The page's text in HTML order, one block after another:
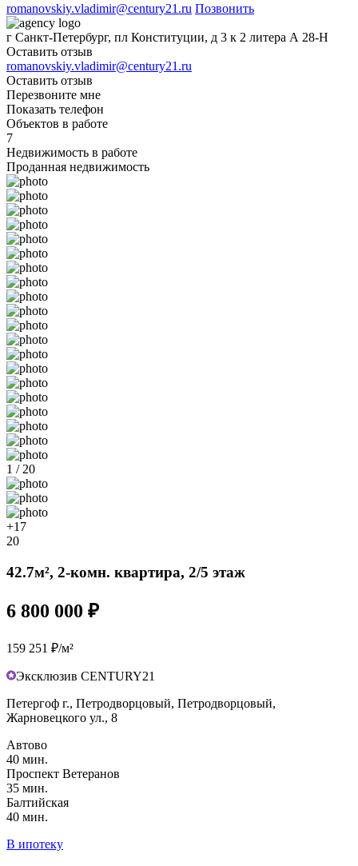
romanovskiy.vladimir@century21.ru Позвонить
г Санкт-Петербург, пл Конституции, д 3 к 2 литера А 28-Н
Оставить отзыв
romanovskiy.vladimir@century21.ru
Оставить отзыв
Перезвоните мне
Показать телефон
Объектов в работе
7
Недвижимость в работе
Проданная недвижимость
1 / 20
+17
20
42.7м², 2-комн. квартира, 2/5 этаж
6 800 000 ₽
159 251 ₽/м²
Эксклюзив CENTURY21
Петергоф г., Петродворцовый, Петродворцовый,
Жарновецкого ул., 8
Автово
40 мин.
Проспект Ветеранов
35 мин.
Балтийская
40 мин.
В ипотеку